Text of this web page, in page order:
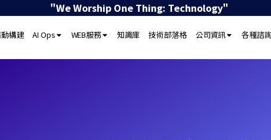
"We Worship One Thing: Technology"
構建 AI Ops WEB服務 知識庫 技術部落格 公司資訊 各種諮